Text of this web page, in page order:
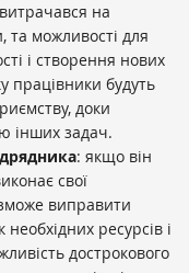
на
та можливості для
і створення нових
працівники будуть
доки
інших задач.
: якщо він
свої
виправити
ресурсів і
дострокового